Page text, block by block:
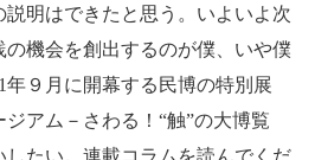
明はできたと思う。いよいよ次
機会を創出するのが僕、いや僕
年９月に開幕する民博の特別展
ジアム－さわる！“触”の大博覧
たい。連載コラムを読んでくだ